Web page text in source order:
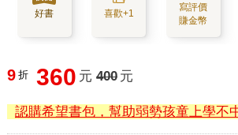
好書 喜歡+1
寫評價
賺金幣
9 折 360 元 400 元
認購希望書包，幫助弱勢孩童上學不